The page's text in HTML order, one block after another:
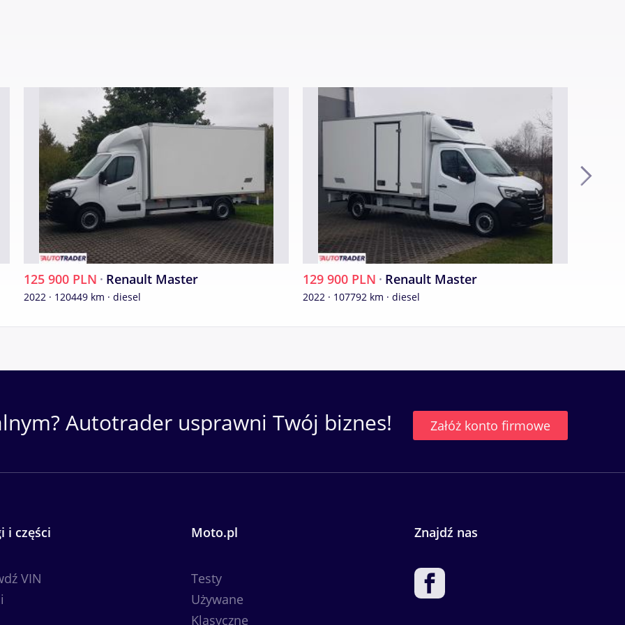
kierowcy. Stolik rozkładany z fotela pasażera.
z deski ropzdzielczej. Automatyczny włącznik świateł –
kierownica. Koło zapasowe. Kabina 3 osoby.
Owiewka dachowa + boczne. Koła R16C. Światła boczne
2500 kg" ; "bez hamulca 750 kg".
samochodu: 120 449 km.
handlową i nie stanowi oferty w myśl art. 66, § 1.
za ewentualne błędy lub nieaktualność ogłoszenia.
125 900 PLN · Renault Master
2022 · 120449 km · diesel
129 900 PLN · Renault Master
2022 · 107792 km · diesel
Autotrader usprawni Twój biznes! Załóż konto firmowe
i części
VIN
Moto.pl
Testy
Używane
Klasyczne
Znajdź nas